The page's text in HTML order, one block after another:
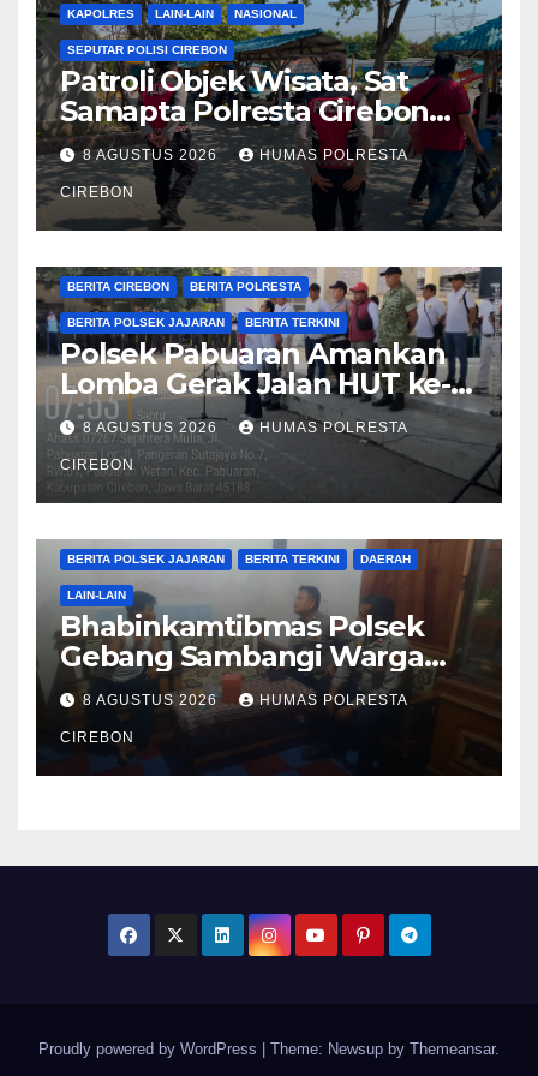
KAPOLRES LAIN-LAIN NASIONAL
SEPUTAR POLISI CIREBON
Patroli Objek Wisata, Sat
Samapta Polresta Cirebon
Imbau Pengunjung Jaga
Keamanan dan Keselamatan
8 AGUSTUS 2026 HUMAS POLRESTA
CIREBON
BERITA CIREBON BERITA POLRESTA
BERITA POLSEK JAJARAN BERITA TERKINI
Polsek Pabuaran Amankan
Lomba Gerak Jalan HUT ke-
81 RI, Pastikan Kegiatan
Berjalan Kondusif
8 AGUSTUS 2026 HUMAS POLRESTA
CIREBON
BERITA POLSEK JAJARAN BERITA TERKINI DAERAH
LAIN-LAIN
Bhabinkamtibmas Polsek
Gebang Sambangi Warga
Desa Gebangmekar,
Sampaikan Pesan
Kamtibmas
8 AGUSTUS 2026 HUMAS POLRESTA
CIREBON
Proudly powered by WordPress Theme: Newsup by Themeansar.